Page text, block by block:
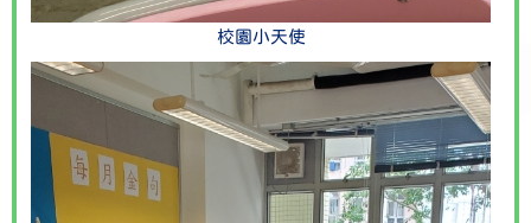
校園小天使